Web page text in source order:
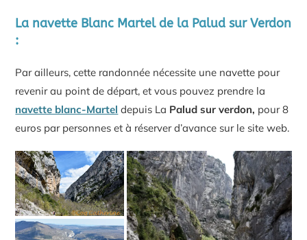
La navette Blanc Martel de la Palud sur Verdon
:
Par ailleurs, cette randonnée nécessite une navette pour
revenir au point de départ, et vous pouvez prendre la
navette blanc-Martel depuis La Palud sur verdon, pour 8
euros par personnes et à réserver d’avance sur le site web.